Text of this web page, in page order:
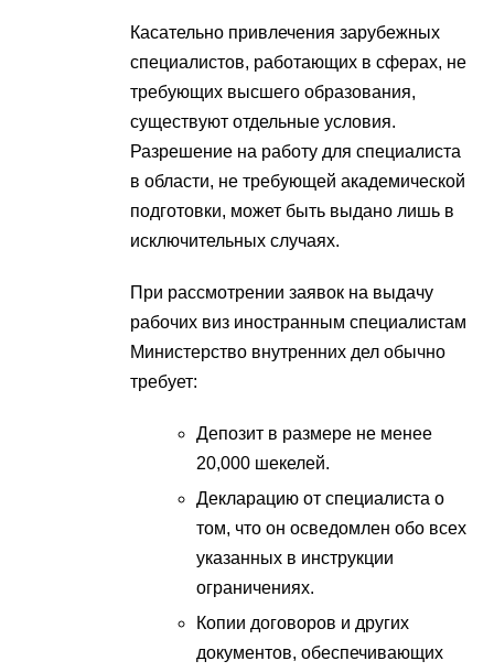
Касательно привлечения зарубежных
специалистов, работающих в сферах, не
требующих высшего образования,
существуют отдельные условия.
Разрешение на работу для специалиста
в области, не требующей академической
подготовки, может быть выдано лишь в
исключительных случаях.
При рассмотрении заявок на выдачу
рабочих виз иностранным специалистам
Министерство внутренних дел обычно
требует:
Депозит в размере не менее
20,000 шекелей.
Декларацию от специалиста о
том, что он осведомлен обо всех
указанных в инструкции
ограничениях.
Копии договоров и других
документов, обеспечивающих